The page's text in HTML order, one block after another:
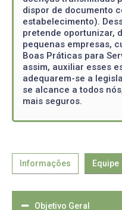
dispor de documento
estabelecimento).
pretende oportunizar,
pequenas empresas,
Boas Práticas para
assim, auxiliar esses
adequarem-se a
se alcance a todos
mais seguros.
Informações Equipe
Objetivo Geral